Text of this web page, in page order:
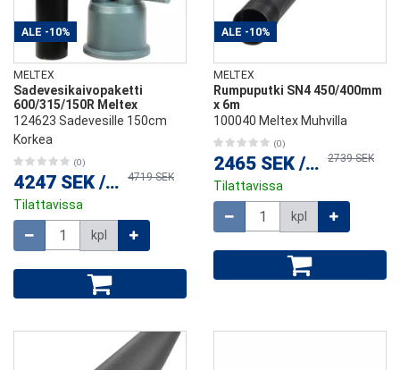
ALE -10%
MELTEX
Sadevesikaivopaketti
600/315/150R Meltex
124623 Sadevesille 150cm
Korkea
(0)
4247 SEK / kpl4719 SEK
Tilattavissa
kpl
ALE -10%
MELTEX
Rumpuputki SN4 450/400mm
x 6m
100040 Meltex Muhvilla
(0)
2465 SEK / kpl2739 SEK
Tilattavissa
kpl